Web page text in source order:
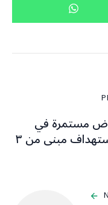
مستمرة في
شمسطار بعد استهداف مبنى من ٣